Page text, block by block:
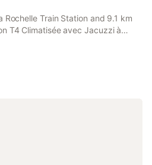
Train Station and 9.1 km
T4 Climatisée avec Jacuzzi à
conditioning. The property is
Expositions de la Rochelle, 4.